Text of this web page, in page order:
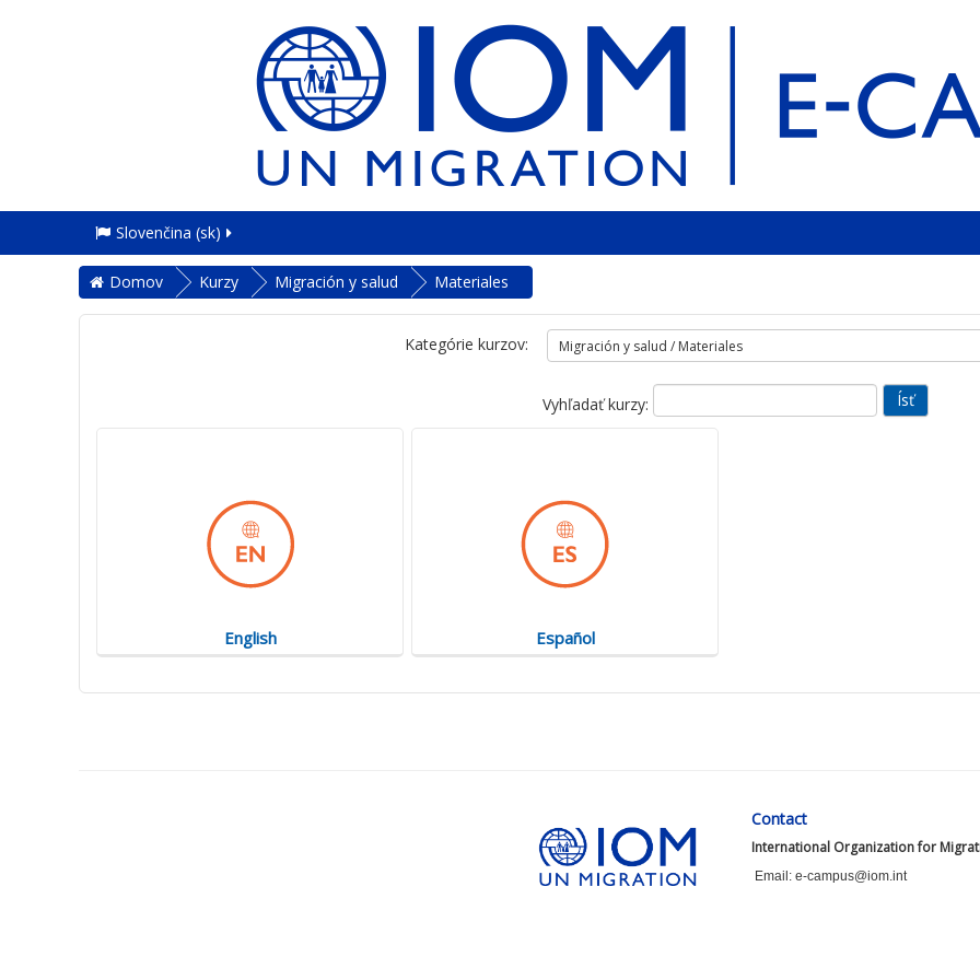
Slovenčina ‎(sk)‎
Domov Kurzy Migración y salud Materiales
Kategórie kurzov:
Vyhľadať kurzy:
English Español
Contact
International Organization for
Email: e-campus@iom.int